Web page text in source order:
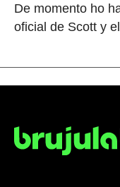
De momento ho
oficial de Scott y